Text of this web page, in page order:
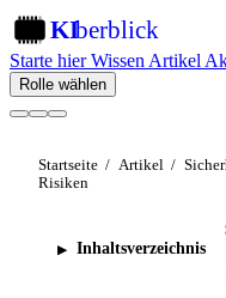
KIberblick
Starte hierWissen Artikel
Rolle wählen
Startseite / Artikel /
Risiken
Inhaltsverzeichnis